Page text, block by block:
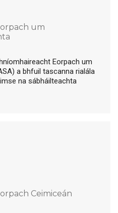
um
Eorpach um
a bhfuil tascanna rialála
na sábháilteachta
Ceimiceán